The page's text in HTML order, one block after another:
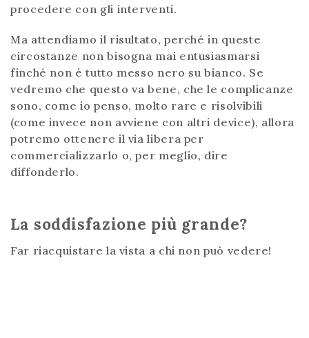
procedere con gli interventi.
Ma attendiamo il risultato, perché in queste
circostanze non bisogna mai entusiasmarsi
finché non è tutto messo nero su bianco. Se
vedremo che questo va bene, che le complicanze
sono, come io penso, molto rare e risolvibili
(come invece non avviene con altri device), allora
potremo ottenere il via libera per
commercializzarlo o, per meglio, dire
diffonderlo.
La soddisfazione più grande?
Far riacquistare la vista a chi non può vedere!